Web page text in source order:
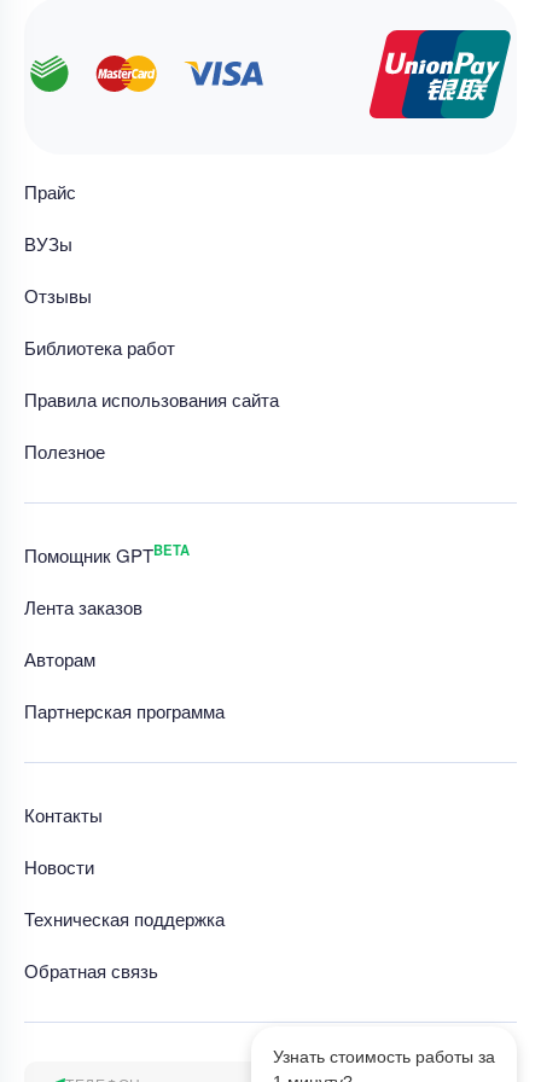
Узнать стоимость работы за
Прайс
ВУЗы
Отзывы
Библиотека работ
Правила использования сайта
Полезное
Помощник GPTBETA
Лента заказов
Авторам
Партнерская программа
Контакты
Новости
Техническая поддержка
Обратная связь